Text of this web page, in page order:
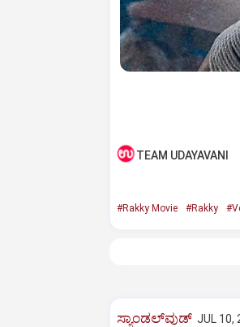
TEAM UDAYAVANI
#Rakky Movie #Rakky
ಸ್ಯಾಂಡಲ್‌ವುಡ್‌ JUL 10,